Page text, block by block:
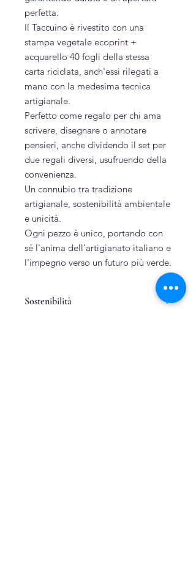
perfetta.
Il Taccuino è rivestito con una
stampa vegetale ecoprint +
acquarello 40 fogli della stessa
carta riciclata, anch'essi rilegati a
mano con la medesima tecnica
artigianale.
Perfetto come regalo per chi ama
scrivere, disegnare o annotare
pensieri, anche dividendo il set per
due regali diversi, usufruendo della
convenienza.
Un connubio tra tradizione
artigianale, sostenibilità ambientale
e unicità.
Ogni pezzo è unico, portando con
sé l'anima dell'artigianato italiano e
l'impegno verso un futuro più verde.
Sostenibilità